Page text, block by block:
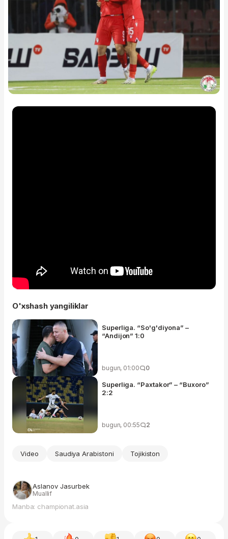
O'xshash yangiliklar
Superliga. “So'g'diyona” –
“Andijon” 1:0
bugun, 01:00 0
Superliga. “Paxtakor” – “Buxoro”
2:2
bugun, 00:55 2
Video Saudiya Arabistoni Tojikiston
Aslanov Jasurbek
Muallif
Manba: championat.asia